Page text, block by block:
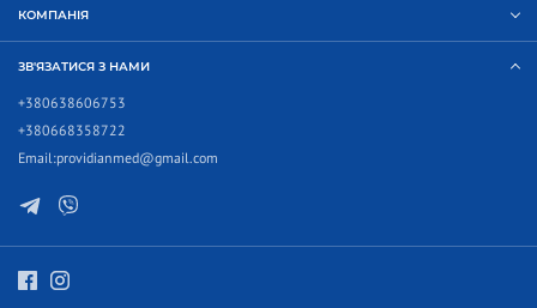
КОМПАНІЯ
ЗВ'ЯЗАТИСЯ З НАМИ
+380638606753
+380668358722
Email:providianmed@gmail.com